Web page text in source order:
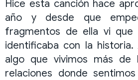
Hice esta canción hace
año y desde que
fragmentos de ella vi que
identificaba con la
algo que vivimos más de
relaciones donde